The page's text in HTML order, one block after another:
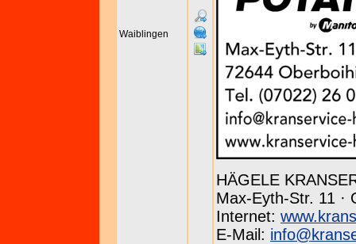
Waiblingen
HÄGELE
Max-Eyth-Str. 11 ·
Internet:
E-Mail: